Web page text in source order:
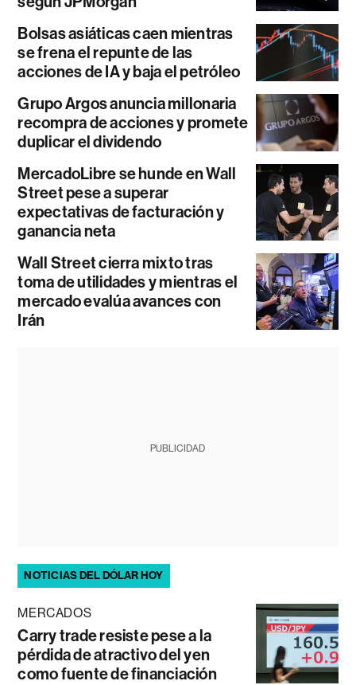
Bolsas asiáticas caen mientras
se frena el repunte de las
acciones de IA y baja el petróleo
Grupo Argos anuncia millonaria
recompra de acciones y promete
duplicar el dividendo
MercadoLibre se hunde en Wall
Street pese a superar
expectativas de facturación y
ganancia neta
Wall Street cierra mixto tras
toma de utilidades y mientras el
mercado evalúa avances con
Irán
PUBLICIDAD
NOTICIAS DEL DÓLAR HOY
MERCADOS
Carry trade resiste pese a la
pérdida de atractivo del yen
como fuente de financiación